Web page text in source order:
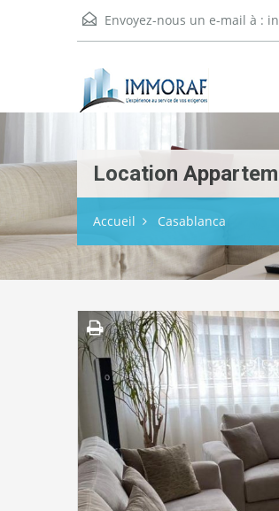
Envoyez-nous un e-mail à :
Location
Accueil Casablanca